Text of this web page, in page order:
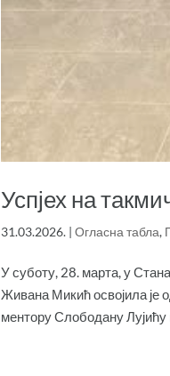
Успјех на
31.03.2026. |Огласна табла,
У суботу, 28. марта, у
Живана Микић освојила је
ментору Слободану Лујићу